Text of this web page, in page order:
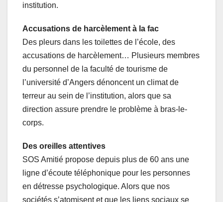
institution.
Accusations de harcèlement à la fac
Des pleurs dans les toilettes de l’école, des
accusations de harcèlement… Plusieurs membres
du personnel de la faculté de tourisme de
l’université d’Angers dénoncent un climat de
terreur au sein de l’institution, alors que sa
direction assure prendre le problème à bras-le-
corps.
Des oreilles attentives
SOS Amitié propose depuis plus de 60 ans une
ligne d’écoute téléphonique pour les personnes
en détresse psychologique. Alors que nos
sociétés s’atomisent et que les liens sociaux se